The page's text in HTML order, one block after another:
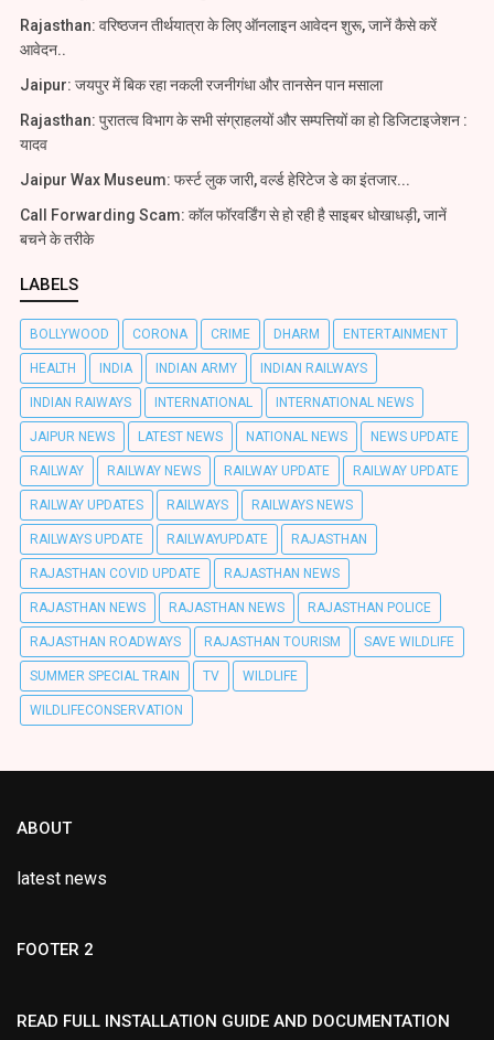
Rajasthan: वरिष्ठजन तीर्थयात्रा के लिए ऑनलाइन आवेदन शुरू, जानें कैसे करें
आवेदन..
Jaipur: जयपुर में बिक रहा नकली रजनीगंधा और तानसेन पान मसाला
Rajasthan: पुरातत्व विभाग के सभी संग्राहलयों और सम्पत्तियों का हो डिजिटाइजेशन :
यादव
Jaipur Wax Museum: फर्स्ट लुक जारी, वर्ल्ड हेरिटेज डे का इंतजार...
Call Forwarding Scam: कॉल फॉरवर्डिंग से हो रही है साइबर धोखाधड़ी, जानें
बचने के तरीके
LABELS
BOLLYWOOD CORONA CRIME DHARM ENTERTAINMENT
HEALTH INDIA INDIAN ARMY INDIAN RAILWAYS
INDIAN RAIWAYS INTERNATIONAL INTERNATIONAL NEWS
JAIPUR NEWS LATEST NEWS NATIONAL NEWS NEWS UPDATE
RAILWAY RAILWAY NEWS RAILWAY UPDATE RAILWAY UPDATE
RAILWAY UPDATES RAILWAYS RAILWAYS NEWS
RAILWAYS UPDATE RAILWAYUPDATE RAJASTHAN
RAJASTHAN COVID UPDATE RAJASTHAN NEWS
RAJASTHAN NEWS RAJASTHAN NEWS RAJASTHAN POLICE
RAJASTHAN ROADWAYS RAJASTHAN TOURISM SAVE WILDLIFE
SUMMER SPECIAL TRAIN TV WILDLIFE
WILDLIFECONSERVATION
ABOUT
latest news
FOOTER 2
READ FULL INSTALLATION GUIDE AND DOCUMENTATION